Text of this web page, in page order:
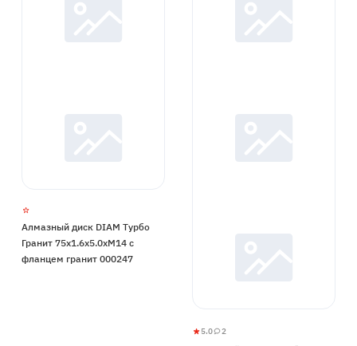
Алмазный диск DIAM Турбо
Гранит 75x1.6x5.0xМ14 с
фланцем гранит 000247
Алмазный
5.0
5
2 2